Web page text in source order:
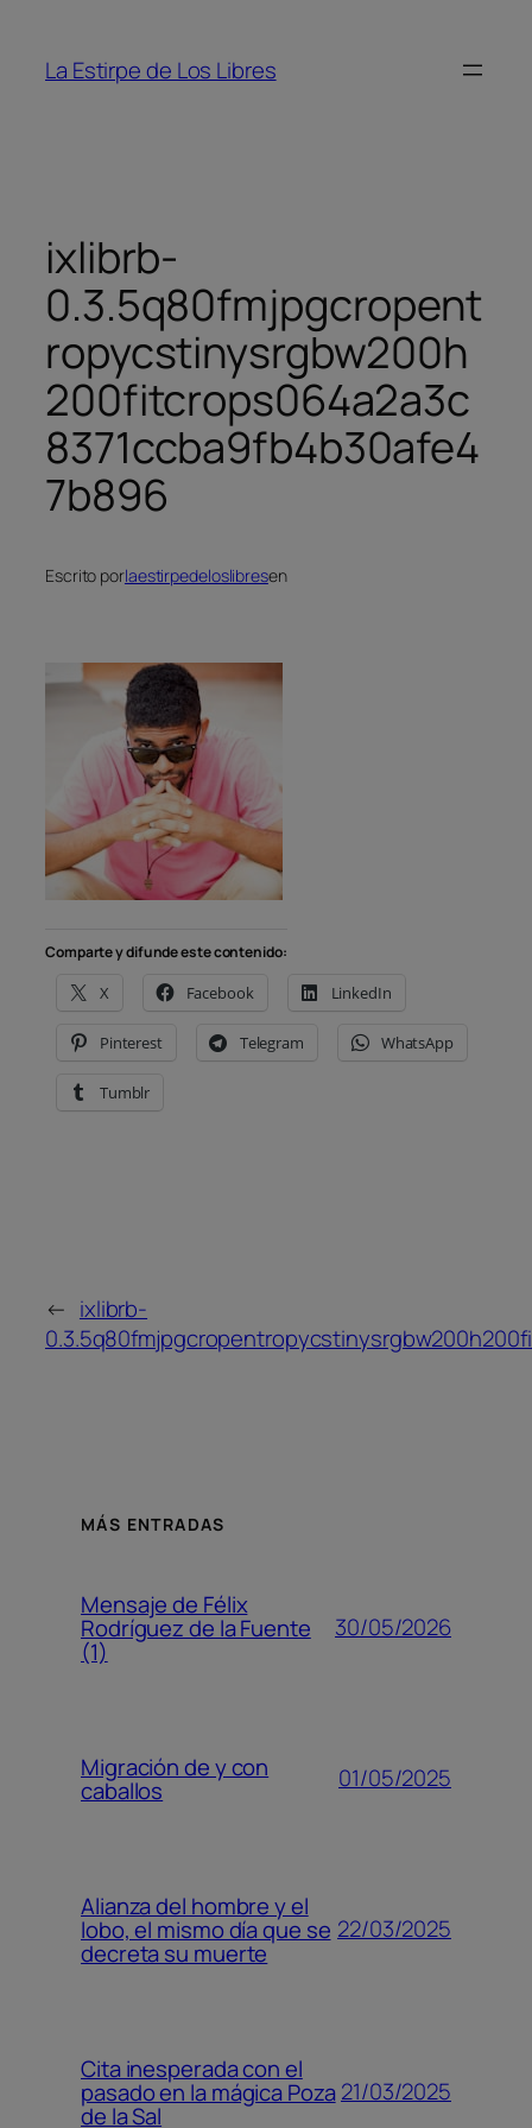
contenido
La Estirpe de Los Libres
ixlibrb-
0.3.5q80fmjpgcropent
ropycstinysrgbw200h
200fitcrops064a2a3c
8371ccba9fb4b30afe4
7b896
Escrito porlaestirpedeloslibresen
Comparte y difunde este contenido:
X Facebook LinkedIn
Pinterest Telegram WhatsApp
Tumblr
← ixlibrb-
MÁS ENTRADAS
Mensaje de Félix
Rodríguez de la Fuente
(1)
30/05/2026
Migración de y con
caballos 01/05/2025
Alianza del hombre y el
lobo, el mismo día que se
decreta su muerte
22/03/2025
Cita inesperada con el
pasado en la mágica Poza
de la Sal
21/03/2025